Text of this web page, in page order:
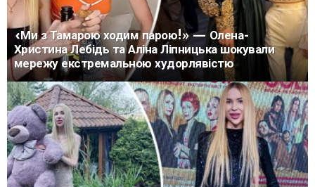
«Ми з Тамарою ходим парою!» — Олена-
Христина Лебідь та Аліна Ліпницька шокували
мережу екстремальною худорлявістю